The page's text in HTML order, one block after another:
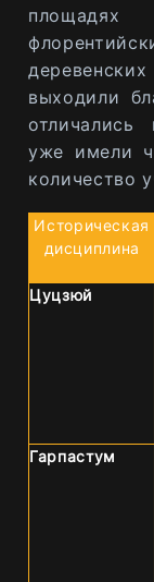
выходили
отличались
уже имели
количество
Историческая
дисциплина
Цуцзюй
Гарпастум